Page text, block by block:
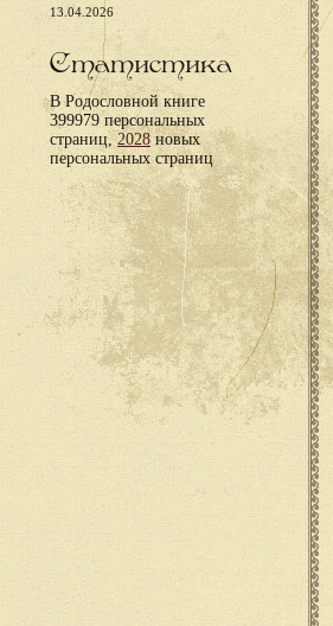
13.04.2026
Статистика
В Родословной книге
399979 персональных
страниц,2028 новых
персональных страниц